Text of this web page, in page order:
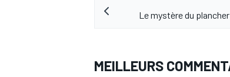
Le mystère du
MEILLEURS